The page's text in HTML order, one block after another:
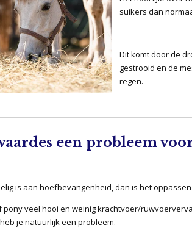
suikers dan
Dit komt door de
gestrooid en de
regen.
een probleem
is aan hoefbevangenheid, dan is het
pony veel hooi en weinig krachtvoer/
je natuurlijk een probleem.